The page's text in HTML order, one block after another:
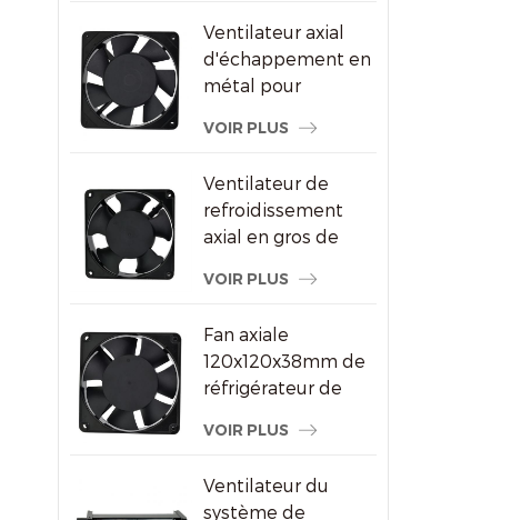
Ventilateur axial
d'échappement en
métal pour
l'armoire à vin
VOIR PLUS
Ventilateur de
refroidissement
axial en gros de
courant alternatif
de machine à
souder
VOIR PLUS
Fan axiale
120x120x38mm de
réfrigérateur de
de haute
VOIR PLUS
Ventilateur du
système de